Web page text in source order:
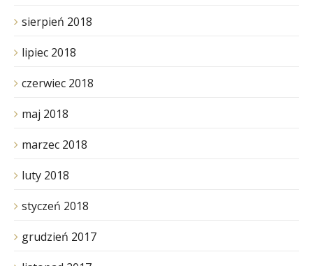
sierpień 2018
lipiec 2018
czerwiec 2018
maj 2018
marzec 2018
luty 2018
styczeń 2018
grudzień 2017